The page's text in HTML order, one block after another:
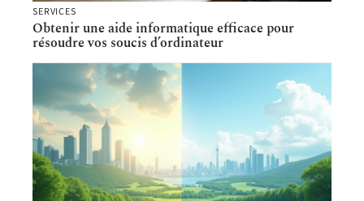
SERVICES
Obtenir une aide informatique efficace pour
résoudre vos soucis d’ordinateur